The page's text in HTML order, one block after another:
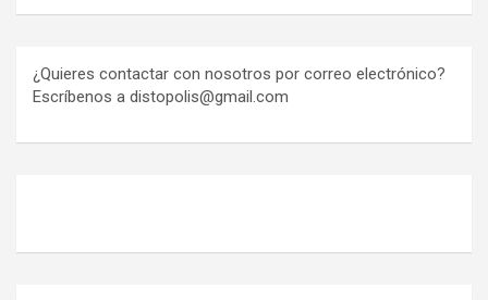
¿Quieres contactar con nosotros por correo electrónico?
Escríbenos a distopolis@gmail.com